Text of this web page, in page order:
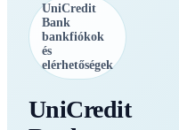
UniCredit
Bank
bankfiókok
és
elérhetőségek
UniCredit